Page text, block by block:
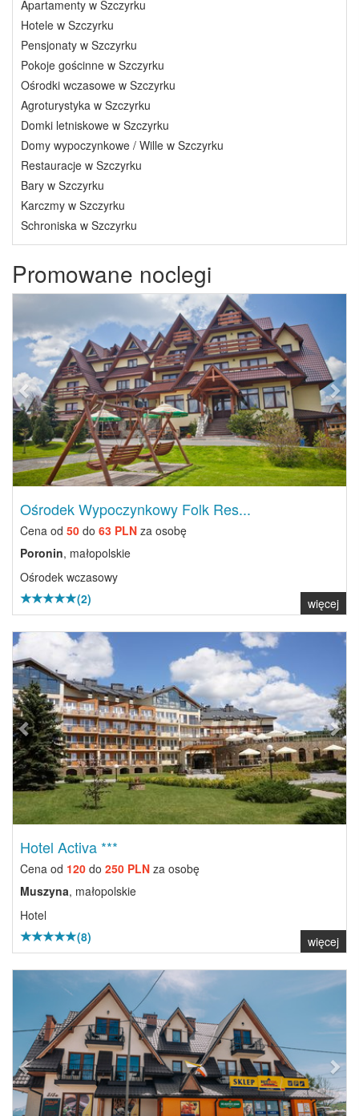
Apartamenty w Szczyrku
Hotele w Szczyrku
Pensjonaty w Szczyrku
Pokoje gościnne w Szczyrku
Ośrodki wczasowe w Szczyrku
Agroturystyka w Szczyrku
Domki letniskowe w Szczyrku
Domy wypoczynkowe / Wille w Szczyrku
Restauracje w Szczyrku
Bary w Szczyrku
Karczmy w Szczyrku
Schroniska w Szczyrku
Promowane noclegi
Ośrodek Wypoczynkowy Folk Res...
Cena od 50 do 63 PLN za osobę
Poronin, małopolskie
Ośrodek wczasowy
(2)
więcej
Previous Next
Hotel Activa ***
Cena od 120 do 250 PLN za osobę
Muszyna, małopolskie
Hotel
(8)
więcej
Previous Next